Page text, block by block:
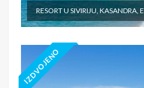
RESORT U SIVIRIJU, KASANDRA,
IZDVOJENO